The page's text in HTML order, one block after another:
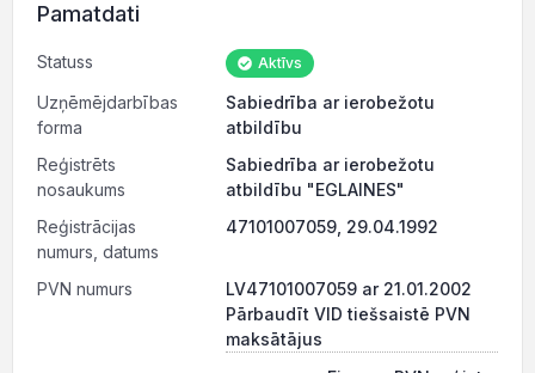
Pamatdati
Statuss Aktīvs
Uzņēmējdarbības
forma
Sabiedrība ar ierobežotu
atbildību
Reģistrēts
nosaukums
Sabiedrība ar ierobežotu
atbildību "EGLAINES"
Reģistrācijas
numurs, datums
47101007059, 29.04.1992
PVN numurs
LV47101007059 ar 21.01.2002
Pārbaudīt VID tiešsaistē PVN
maksātājus